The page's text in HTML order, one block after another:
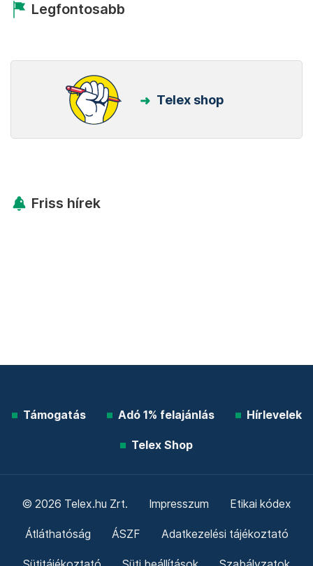
Legfontosabb
Telex shop
Friss hírek
Támogatás Adó 1% felajánlás Hírlevelek
Telex Shop
© 2026 Telex.hu Zrt. Impresszum Etikai kódex
Átláthatóság ÁSZF Adatkezelési tájékoztató